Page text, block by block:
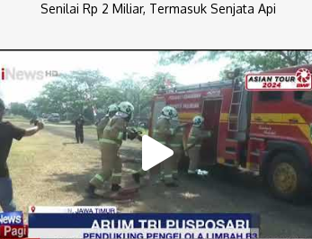
Senilai Rp 2 Miliar, Termasuk Senjata Api